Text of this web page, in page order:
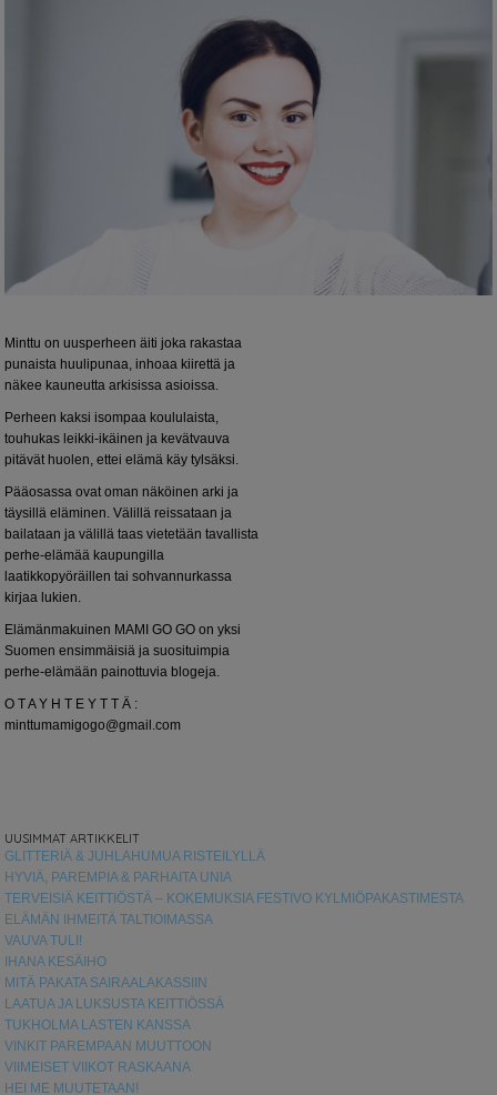
Minttu on uusperheen äiti joka rakastaa
punaista huulipunaa, inhoaa kiirettä ja
näkee kauneutta arkisissa asioissa.
Perheen kaksi isompaa koululaista,
touhukas leikki-ikäinen ja kevätvauva
pitävät huolen, ettei elämä käy tylsäksi.
Pääosassa ovat oman näköinen arki ja
täysillä eläminen. Välillä reissataan ja
bailataan ja välillä taas vietetään tavallista
perhe-elämää kaupungilla
laatikkopyöräillen tai sohvannurkassa
kirjaa lukien.
Elämänmakuinen MAMI GO GO on yksi
Suomen ensimmäisiä ja suosituimpia
perhe-elämään painottuvia blogeja.
O T A Y H T E Y T T Ä :
minttumamigogo@gmail.com
UUSIMMAT ARTIKKELIT
GLITTERIÄ & JUHLAHUMUA RISTEILYLLÄ
HYVIÄ, PAREMPIA & PARHAITA UNIA
TERVEISIÄ KEITTIÖSTÄ – KOKEMUKSIA FESTIVO KYLMIÖPAKASTIMESTA
ELÄMÄN IHMEITÄ TALTIOIMASSA
VAUVA TULI!
IHANA KESÄIHO
MITÄ PAKATA SAIRAALAKASSIIN
LAATUA JA LUKSUSTA KEITTIÖSSÄ
TUKHOLMA LASTEN KANSSA
VINKIT PAREMPAAN MUUTTOON
VIIMEISET VIIKOT RASKAANA
HEI ME MUUTETAAN!